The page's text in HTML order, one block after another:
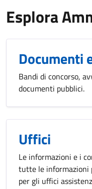
Esplora
Documenti
Bandi di concorso,
documenti pubblici.
Uffici
Le informazioni e i
tutte le informazioni
per gli uffici